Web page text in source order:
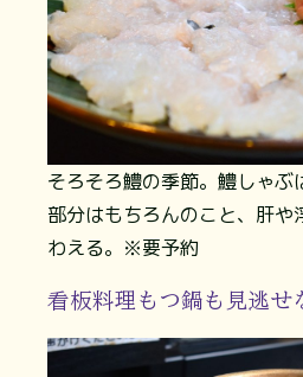
そろそろ鱧の季節。鱧しゃぶ
部分はもちろんのこと、肝や
わえる。※要予約
看板料理もつ鍋も見逃せ